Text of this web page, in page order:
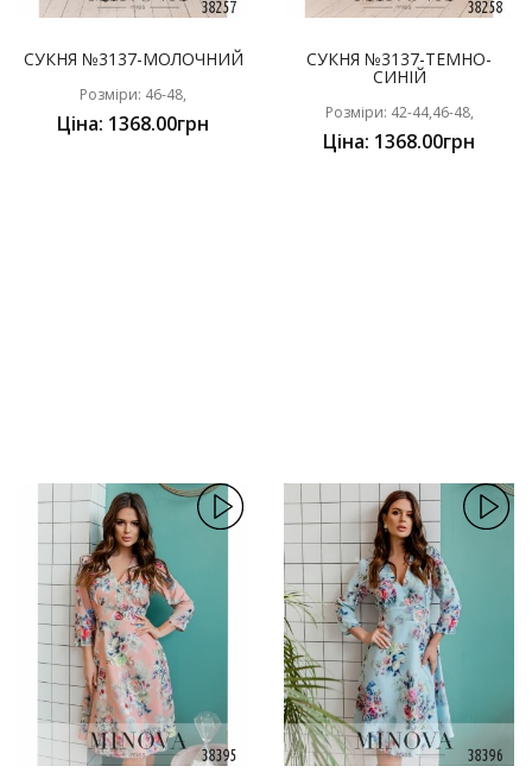
СУКНЯ №3137-МОЛОЧНИЙ
Розміри: 46-48,
Ціна: 1368.00грн
СУКНЯ №3137-ТЕМНО-
СИНІЙ
Розміри: 42-44,46-48,
Ціна: 1368.00грн